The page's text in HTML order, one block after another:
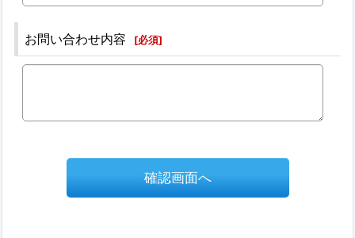
お問い合わせ内容 [必須]
確認画面へ